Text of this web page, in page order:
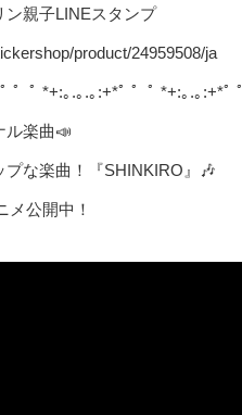
親子LINEスタンプ
product/24959508/ja
゜ﾟ *+:｡.｡.｡:+*ﾟ ゜ﾟ *+:｡.｡:+*ﾟ
ル楽曲📣
プな楽曲！『SHINKIRO』🎶
メ公開中！